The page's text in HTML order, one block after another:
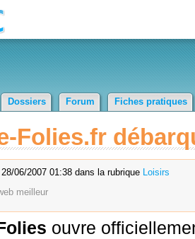
Dossiers Forum Fiches pratiques
Folies.fr
06/2007 01:38 dans la rubrique Loisirs
meilleur
ouvre